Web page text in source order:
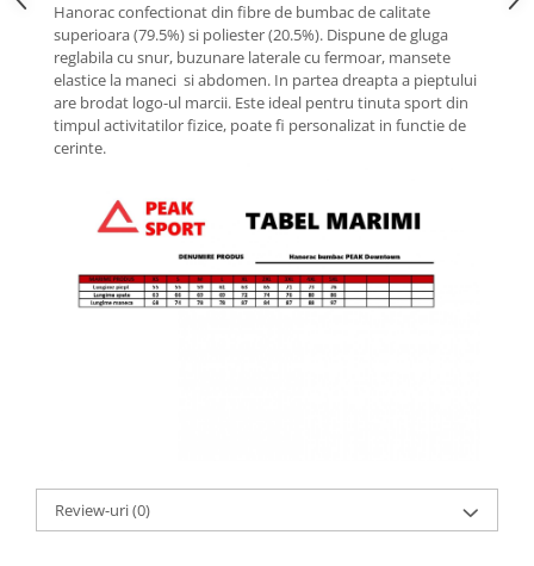
Hanorac confectionat din fibre de bumbac de calitate
superioara (79.5%) si poliester (20.5%). Dispune de gluga
reglabila cu snur, buzunare laterale cu fermoar, mansete
elastice la maneci si abdomen. In partea dreapta a pieptului
are brodat logo-ul marcii. Este ideal pentru tinuta sport din
timpul activitatilor fizice, poate fi personalizat in functie de
cerinte.
Review-uri(0)